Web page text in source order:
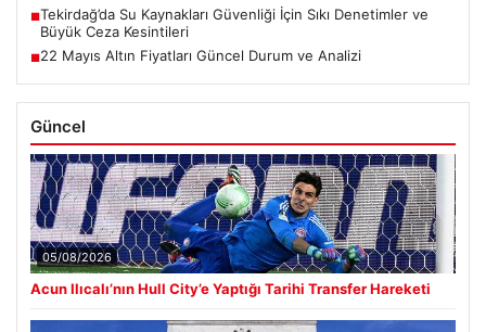
■Tekirdağ’da Su Kaynakları Güvenliği İçin Sıkı Denetimler ve
Büyük Ceza Kesintileri
■22 Mayıs Altın Fiyatları Güncel Durum ve Analizi
Güncel
05/08/2026
Acun Ilıcalı’nın Hull City’e Yaptığı Tarihi Transfer Hareketi